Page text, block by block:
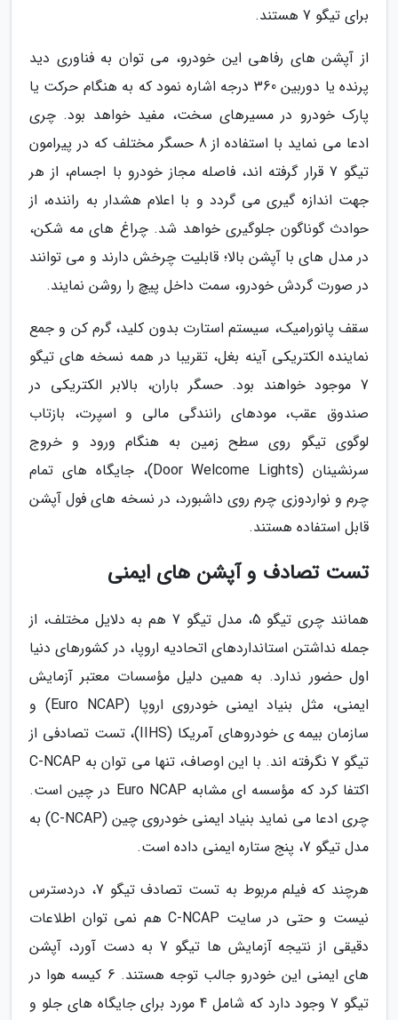
برای تیگو 7 هستند.
از آپشن های رفاهی این خودرو، می توان به فناوری دید
پرنده یا دوربین 360 درجه اشاره نمود که به هنگام حرکت یا
پارک خودرو در مسیرهای سخت، مفید خواهد بود. چری
ادعا می نماید با استفاده از 8 حسگر مختلف که در پیرامون
تیگو 7 قرار گرفته اند، فاصله مجاز خودرو با اجسام، از هر
جهت اندازه گیری می گردد و با اعلام هشدار به راننده، از
حوادث گوناگون جلوگیری خواهد شد. چراغ های مه شکن،
در مدل های با آپشن بالا؛ قابلیت چرخش دارند و می توانند
در صورت گردش خودرو، سمت داخل پیچ را روشن نمایند.
سقف پانورامیک، سیستم استارت بدون کلید، گرم کن و جمع
نماینده الکتریکی آینه بغل، تقریبا در همه نسخه های تیگو
7 موجود خواهند بود. حسگر باران، بالابر الکتریکی در
صندوق عقب، مودهای رانندگی مالی و اسپرت، بازتاب
لوگوی تیگو روی سطح زمین به هنگام ورود و خروج
سرنشینان (Door Welcome Lights)، جایگاه های تمام
چرم و نواردوزی چرم روی داشبورد، در نسخه های فول آپشن
قابل استفاده هستند.
تست تصادف و آپشن های ایمنی
همانند چری تیگو 5، مدل تیگو 7 هم به دلایل مختلف، از
جمله نداشتن استانداردهای اتحادیه اروپا، در کشورهای دنیا
اول حضور ندارد. به همین دلیل مؤسسات معتبر آزمایش
ایمنی، مثل بنیاد ایمنی خودروی اروپا (Euro NCAP) و
سازمان بیمه ی خودروهای آمریکا (IIHS)، تست تصادفی از
تیگو 7 نگرفته اند. با این اوصاف، تنها می توان به C-NCAP
اکتفا کرد که مؤسسه ای مشابه Euro NCAP در چین است.
چری ادعا می نماید بنیاد ایمنی خودروی چین (C-NCAP) به
مدل تیگو 7، پنج ستاره ایمنی داده است.
هرچند که فیلم مربوط به تست تصادف تیگو 7، دردسترس
نیست و حتی در سایت C-NCAP هم نمی توان اطلاعات
دقیقی از نتیجه آزمایش ها تیگو 7 به دست آورد، آپشن
های ایمنی این خودرو جالب توجه هستند. 6 کیسه هوا در
تیگو 7 وجود دارد که شامل 4 مورد برای جایگاه های جلو و